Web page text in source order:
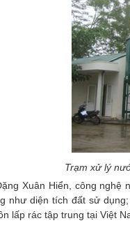
Trạm xử lý
Xuân Hiển, công
như diện tích đất sử
lấp rác tập trung tại Việt